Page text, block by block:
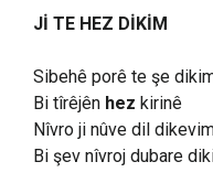
Jİ TE HEZ DİKİM
Sibehê porê te şe
Bi tîrêjên hez kirinê
Nîvro ji nûve dil
Bi şev nîvroj dubare